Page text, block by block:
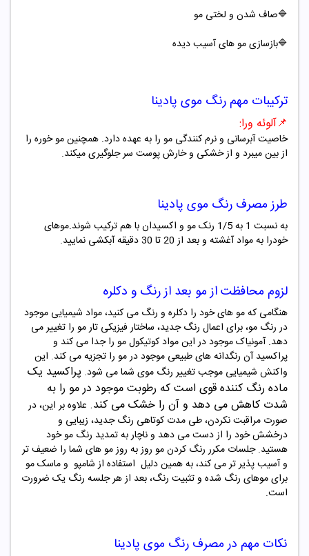
🔷صاف شدن و لختی مو
🔷بازسازی مو های آسیب دیده
ترکیبات مهم رنگ موی پادینا
📌آلوئه ورا:
خاصیت آبرسانی و نرم کنندگی مو را به عهده دارد. همچنین مو خوره را
از بین میبرد و از خشکی و خارش پوست سر جلوگیری میکند.
طرز مصرف رنگ موی پادینا
به نسبت 1 به 1/5 رنک مو و اکسیدان با هم ترکیب شوند.موهای
خودرا به مواد آغشته و بعد از 20 تا 30 دقیقه آبکشی نمایید.
لزوم محافظت از مو بعد از رنگ و دکلره
هنگامی که مو های خود را دکلره و رنگ می کنید، مواد شیمیایی موجود
در رنگ مو، برای اعمال رنگ جدید، ساختار فیزیکی تار مو را تغییر می
دهد. آمونیاک موجود در این مواد کوتیکول مو را جدا می کند و
پراکسید آن رنگدانه های طبیعی موجود در مو را تجزیه می کند. این
واکنش شیمیایی موجب تغییر رنگ موی شما می شود. پراکسید یک
ماده رنگ‌ کننده قوی است که رطوبتموجود در مو را به
شدت کاهش می دهد و آن را خشک می کند. علاوه بر این، در
صورت مراقبت نکردن، طی مدت کوتاهی رنگ جدید، زیبایی و
درخشش خود را از دست می دهد و ناچار به تمدید رنگ مو خود
هستید. جلسات مکرر رنگ کردن مو روز به روز مو های شما را ضعیف تر
و آسیب پذیر تر می کند، به همین دلیل استفاده از شامپو و ماسک مو
برای موهای رنگ شده و تثبیت رنگ، بعد از هر جلسه رنگ یک ضرورت
است.
نکات مهم در مصرف رنگ موی پادینا